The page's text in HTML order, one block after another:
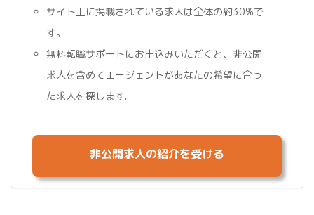
サイト上に掲載されている求人は全体の約30%で
す。
無料転職サポートにお申込みいただくと、非公開
求人を含めてエージェントがあなたの希望に合っ
た求人を探します。
非公開求人の紹介を受ける